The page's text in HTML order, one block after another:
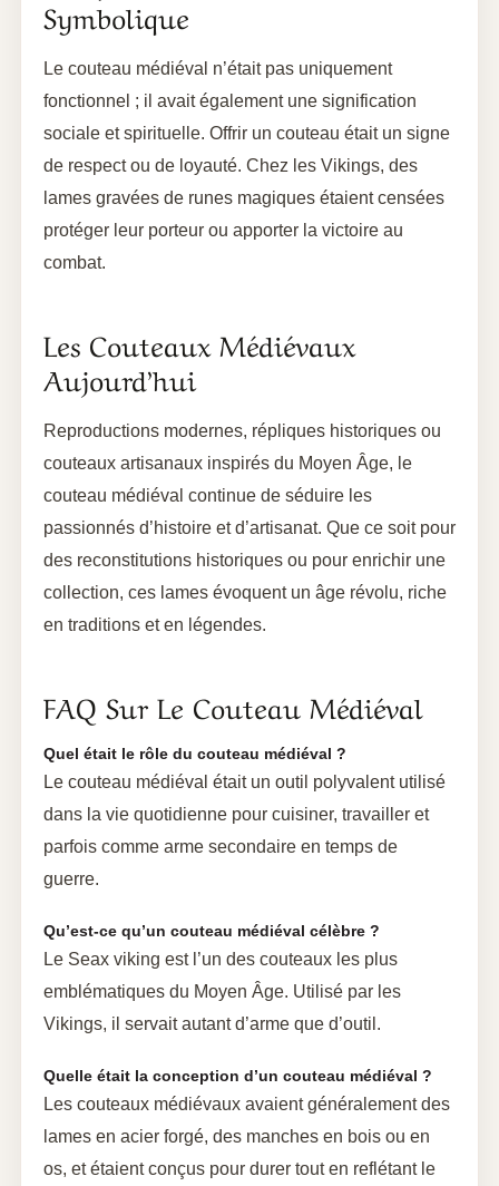
Symbolique
Le couteau médiéval n’était pas uniquement
fonctionnel ; il avait également une signification
sociale et spirituelle. Offrir un couteau était un signe
de respect ou de loyauté. Chez les Vikings, des
lames gravées de runes magiques étaient censées
protéger leur porteur ou apporter la victoire au
combat.
Les Couteaux Médiévaux
Aujourd’hui
Reproductions modernes, répliques historiques ou
couteaux artisanaux inspirés du Moyen Âge, le
couteau médiéval continue de séduire les
passionnés d’histoire et d’artisanat. Que ce soit pour
des reconstitutions historiques ou pour enrichir une
collection, ces lames évoquent un âge révolu, riche
en traditions et en légendes.
FAQ Sur Le Couteau Médiéval
Quel était le rôle du couteau médiéval ?
Le couteau médiéval était un outil polyvalent utilisé
dans la vie quotidienne pour cuisiner, travailler et
parfois comme arme secondaire en temps de
guerre.
Qu’est-ce qu’un couteau médiéval célèbre ?
Le Seax viking est l’un des couteaux les plus
emblématiques du Moyen Âge. Utilisé par les
Vikings, il servait autant d’arme que d’outil.
Quelle était la conception d’un couteau médiéval ?
Les couteaux médiévaux avaient généralement des
lames en acier forgé, des manches en bois ou en
os, et étaient conçus pour durer tout en reflétant le